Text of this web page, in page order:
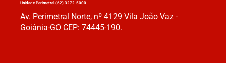
Unidade Perimetral (62) 3272-5000
Av. Perimetral Norte, nº 4129 Vila João Vaz -
Goiânia-GO CEP: 74445-190.